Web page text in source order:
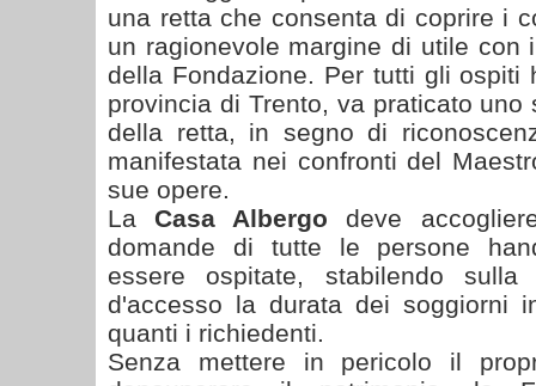
una retta che consenta di coprire i
un ragionevole margine di utile con
della Fondazione. Per tutti gli ospiti
provincia di Trento, va praticato
della retta, in segno di
manifestata nei confronti del
sue opere.
La Casa Albergodeve
domande di tutte le persone
essere ospitate, stabilendo
d'accesso la durata dei soggiorni
quanti i richiedenti.
Senza mettere in pericolo il